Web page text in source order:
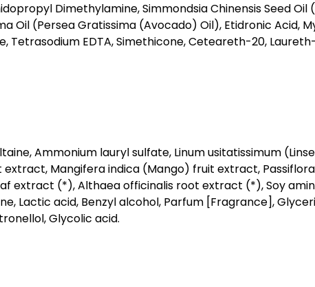
Dimethylamine, Simmondsia Chinensis Seed Oil
Oil (Persea Gratissima (Avocado) Oil), Etidronic Acid,
Tetrasodium EDTA, Simethicone, Ceteareth-20,
Ammonium lauryl sulfate, Linum usitatissimum
Mangifera indica (Mango) fruit extract,
(*), Althaea officinalis root extract (*), Soy
Lactic acid, Benzyl alcohol, Parfum [Fragrance],
Glycolic acid.